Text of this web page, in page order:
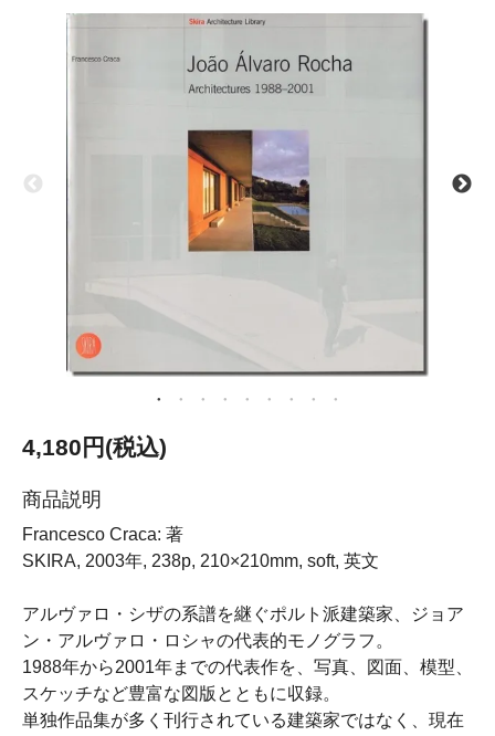
4,180円(税込)
商品説明
Francesco Craca: 著
SKIRA, 2003年, 238p, 210×210mm, soft, 英文
アルヴァロ・シザの系譜を継ぐポルト派建築家、ジョア
ン・アルヴァロ・ロシャの代表的モノグラフ。
1988年から2001年までの代表作を、写真、図面、模型、
スケッチなど豊富な図版とともに収録。
単独作品集が多く刊行されている建築家ではなく、現在